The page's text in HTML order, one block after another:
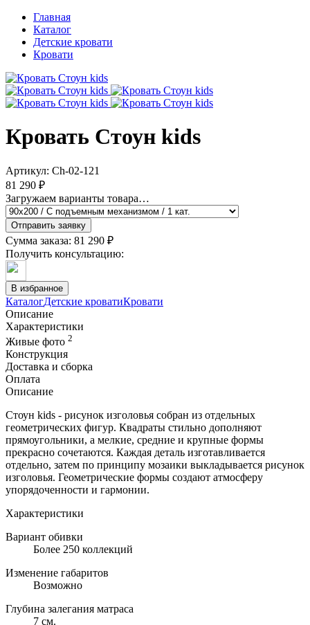
Главная
Каталог
Детские кровати
Кровати
Кровать Стоун kids
Артикул: Ch-02-121
81 290 ₽
Загружаем варианты товара…
Отправить заявку
Сумма заказа: 81 290 ₽
Получить консультацию:
В избранное
КаталогДетские кроватиКровати
Описание
Характеристики
Живые фото 2
Конструкция
Доставка и сборка
Оплата
Описание
Стоун kids - рисунок изголовья собран из отдельных
геометрических фигур. Квадраты стильно дополняют
прямоугольники, а мелкие, средние и крупные формы
прекрасно сочетаются. Каждая деталь изготавливается
отдельно, затем по принципу мозаики выкладывается рисунок
изголовья. Геометрические формы создают атмосферу
упорядоченности и гармонии.
Характеристики
Вариант обивки
Более 250 коллекций
Изменение габаритов
Возможно
Глубина залегания матраса
7 см.